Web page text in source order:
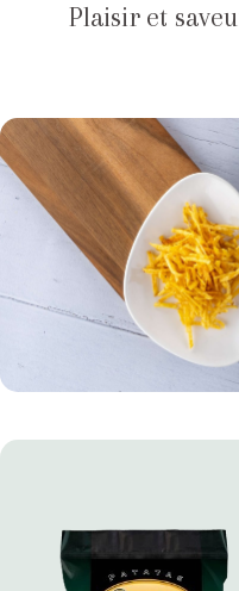
Plaisir et